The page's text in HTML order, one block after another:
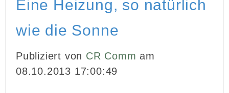
Eine Heizung, so natürlich
wie die Sonne
Publiziert von CR Comm am
08.10.2013 17:00:49